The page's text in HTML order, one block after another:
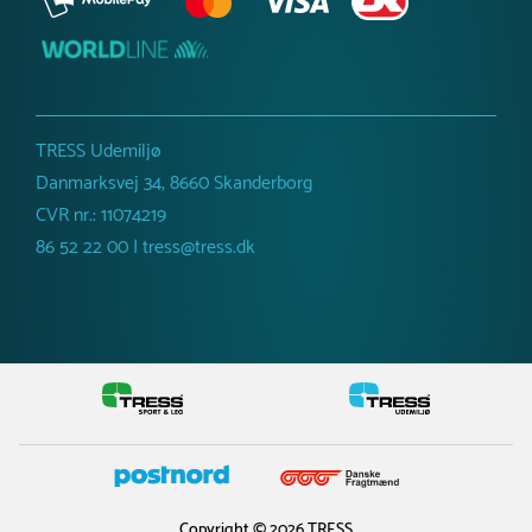
TRESS Udemiljø
Danmarksvej 34, 8660 Skanderborg
CVR nr.: 11074219
86 52 22 00 | tress@tress.dk